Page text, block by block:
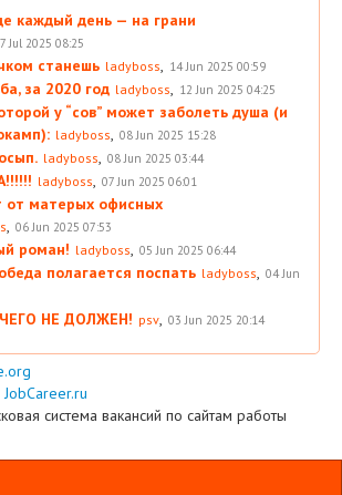
каждый день — на грани
Jul 2025 08:25
станешь ladyboss 14 Jun 2025 00:59
за 2020 год ladyboss 12 Jun 2025 04:25
у “сов” может заболеть душа (и
ladyboss 08 Jun 2025 15:28
ladyboss 08 Jun 2025 03:44
ladyboss 07 Jun 2025 06:01
от матерых офисных
06 Jun 2025 07:53
роман! ladyboss 05 Jun 2025 06:44
полагается поспать ladyboss
04 Jun
НЕ ДОЛЖЕН! psv 03 Jun 2025 20:14
система вакансий по сайтам работы